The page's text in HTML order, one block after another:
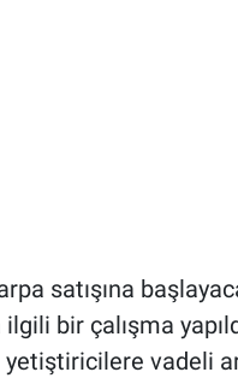
satışına
bir çalışma
vadeli